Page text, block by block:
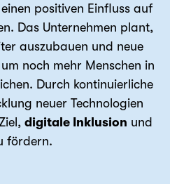
positiven Einfluss auf
Das Unternehmen plant,
auszubauen und neue
noch mehr Menschen in
Durch kontinuierliche
neuer Technologien
digitale Inklusion und
fördern.